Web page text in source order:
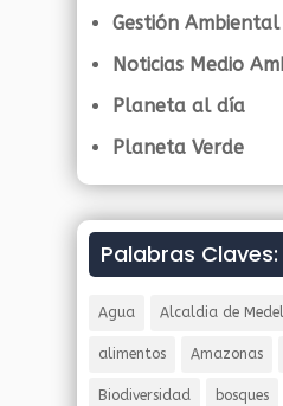
Gestión
Noticias Medio
Planeta al día
Planeta Verde
Palabras Claves:
Agua Alcaldia de
alimentos Amazonas
Biodiversidad bosques